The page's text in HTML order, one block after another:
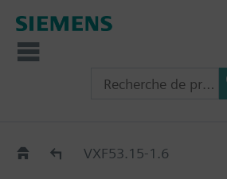
VXF53..VXF53.15-1.6